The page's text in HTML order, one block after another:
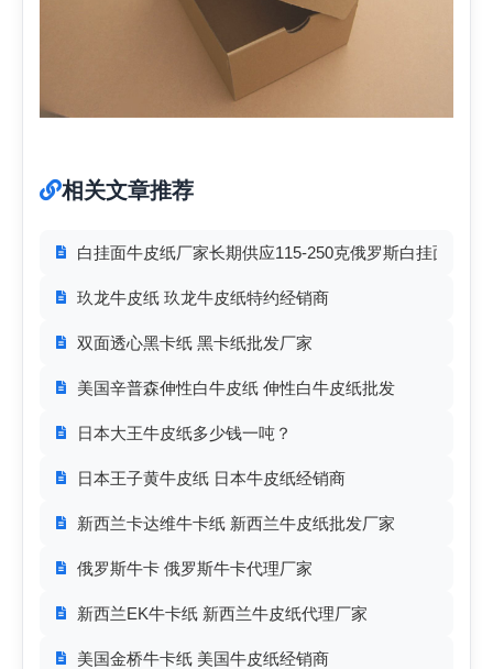
相关文章推荐
白挂面牛皮纸厂家长期供应115-250克俄罗斯白挂面牛皮
玖龙牛皮纸 玖龙牛皮纸特约经销商
双面透心黑卡纸 黑卡纸批发厂家
美国辛普森伸性白牛皮纸 伸性白牛皮纸批发
日本大王牛皮纸多少钱一吨？
日本王子黄牛皮纸 日本牛皮纸经销商
新西兰卡达维牛卡纸 新西兰牛皮纸批发厂家
俄罗斯牛卡 俄罗斯牛卡代理厂家
新西兰EK牛卡纸 新西兰牛皮纸代理厂家
美国金桥牛卡纸 美国牛皮纸经销商